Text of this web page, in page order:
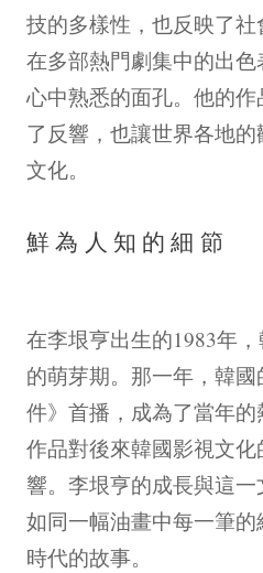
技的多樣性，也反映了
在多部熱門劇集中的出
心中熟悉的面孔。他的
了反響，也讓世界各地
文化。
鮮為人知的細節
在李垠亨出生的1983年
的萌芽期。那一年，韓
件》首播，成為了當年
作品對後來韓國影視文
響。李垠亨的成長與這
如同一幅油畫中每一筆
時代的故事。